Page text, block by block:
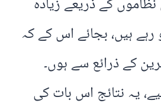
رہے ہیں، بجائے اس کے کہ
کے ذرائع سے ہوں۔
یہ نتائج اس بات کی